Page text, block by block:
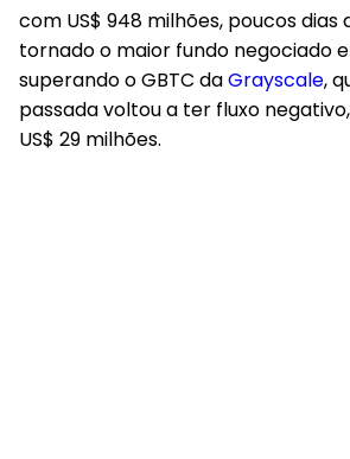
com US$ 948 milhões, poucos dias
tornado o maior fundo negociado
superando o GBTC daGrayscale,
passada voltou a ter fluxo
US$ 29 milhões.